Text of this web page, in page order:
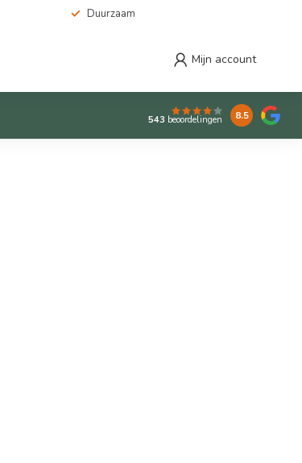
Duurzaam
Mijn account
543 beoordelingen 8.5